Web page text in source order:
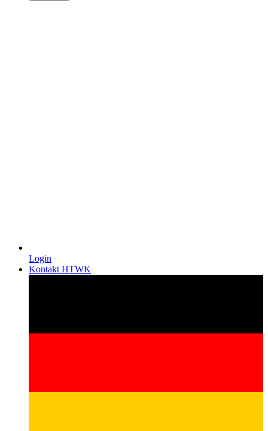
Login
Kontakt HTWK